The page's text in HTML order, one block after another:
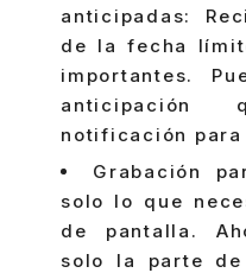
anticipadas:
de la fecha
importantes.
anticipación
notificación
Grabación
solo lo que
de pantalla.
solo la parte